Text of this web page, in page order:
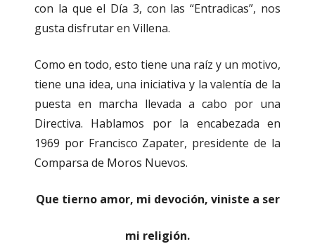
con la que el Día 3, con las “Entradicas”, nos
gusta disfrutar en Villena.
Como en todo, esto tiene una raíz y un motivo,
tiene una idea, una iniciativa y la valentía de la
puesta en marcha llevada a cabo por una
Directiva. Hablamos por la encabezada en
1969 por Francisco Zapater, presidente de la
Comparsa de Moros Nuevos.
Que tierno amor, mi devoción, viniste a ser
mi religión.